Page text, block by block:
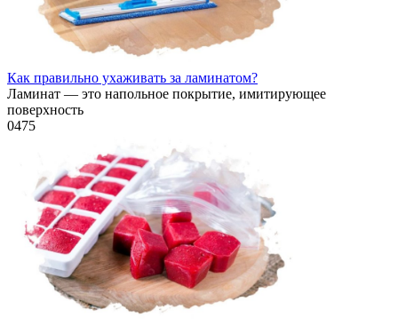
Как правильно ухаживать за ламинатом?
Ламинат — это напольное покрытие, имитирующее
поверхность
0475